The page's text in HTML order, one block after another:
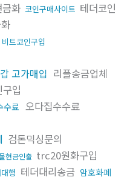
화 코인구매사이트 테더코인
비트코인구입
고가매입 리플송금업체
입
수료 오다집수수료
검돈믹싱문의
현금인출 trc20원화구입
행 테더대리송금 암호화폐